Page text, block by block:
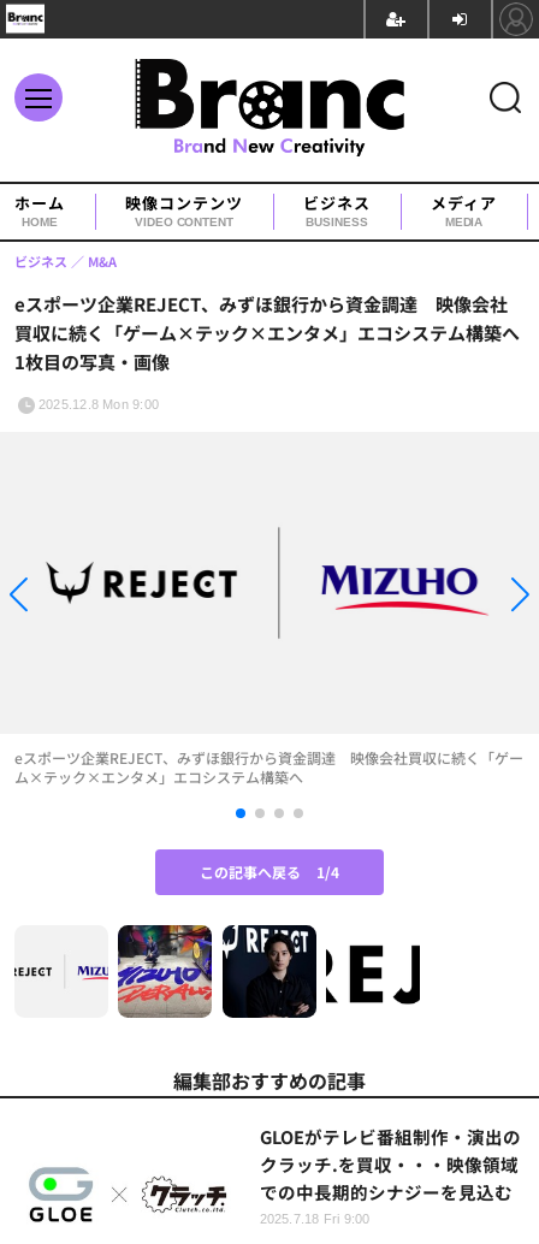
ホーム
HOME
映像コンテンツ
VIDEO CONTENT
ビジネス
BUSINESS
メディア
MEDIA
eスポーツ企業REJECT、みずほ銀行から資金調達 映像会社
買収に続く「ゲーム×テック×エンタメ」エコシステム構築へ
1枚目の写真・画像
ビジネス M&A
2025.12.8 Mon 9:00
eスポーツ企業REJECT、みずほ銀行から資金調達 映像会社買収に続く「ゲー
ム×テック×エンタメ」エコシステム構築へ
この記事へ戻る 1/4
編集部おすすめの記事
GLOEがテレビ番組制作・演出の
クラッチ.を買収・・・映像領域
での中長期的シナジーを見込む
2025.7.18 Fri 9:00